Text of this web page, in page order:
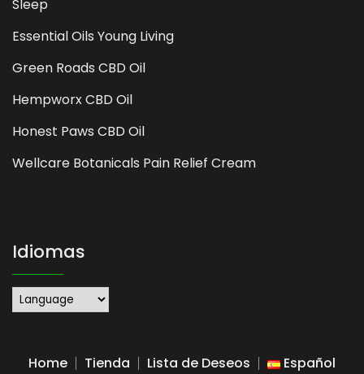
Sleep
Essential Oils Young Living
Green Roads CBD Oil
Hempworx CBD Oil
Honest Paws CBD Oil
Wellcare Botanicals Pain Relief Cream
Idiomas
Home Tienda Lista de Deseos Español